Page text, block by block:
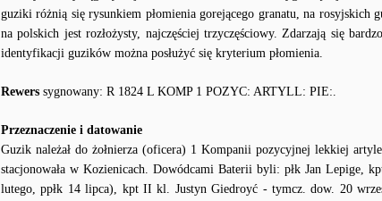
guziki różnią się rysunkiem płomienia gorejącego granatu, na rosyjskich
na polskich jest rozłożysty, najczęściej trzyczęściowy. Zdarzają się
identyfikacji guzików można posłużyć się kryterium płomienia.
Rewers sygnowany: R 1824 L KOMP 1 POZYC: ARTYLL: PIE:.
Przeznaczenie i datowanie
Guzik należał do żołnierza (oficera) 1 Kompanii pozycyjnej lekkiej
stacjonowała w Kozienicach. Dowódcami Baterii byli: płk Jan
lutego, ppłk 14 lipca), kpt II kl. Justyn Giedroyć - tymcz. dow. 20